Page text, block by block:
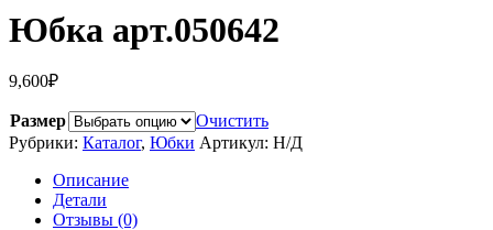
Юбка арт.050642
9,600₽
Размер
Очистить
Рубрики: Каталог, Юбки Артикул: Н/Д
Описание
Детали
Отзывы (0)